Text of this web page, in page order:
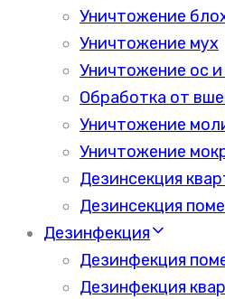
Уничтожение
Уничтожение мух
Уничтожение ос
Обработка от
Уничтожение
Уничтожение
Дезинсекция
Дезинсекция
Дезинфекция
Дезинфекция
Дезинфекция